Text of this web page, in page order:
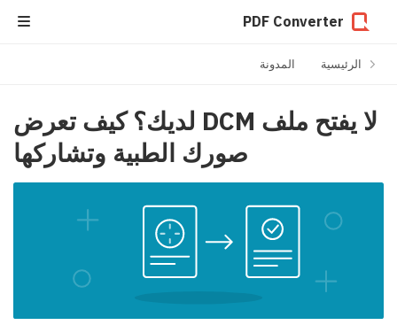
PDF Converter
الرئيسية المدونة
لا يفتح ملف DCM لديك؟ كيف تعرض
صورك الطبية وتشاركها